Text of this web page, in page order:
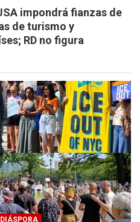
impondrá fianzas de
de turismo y
RD no figura